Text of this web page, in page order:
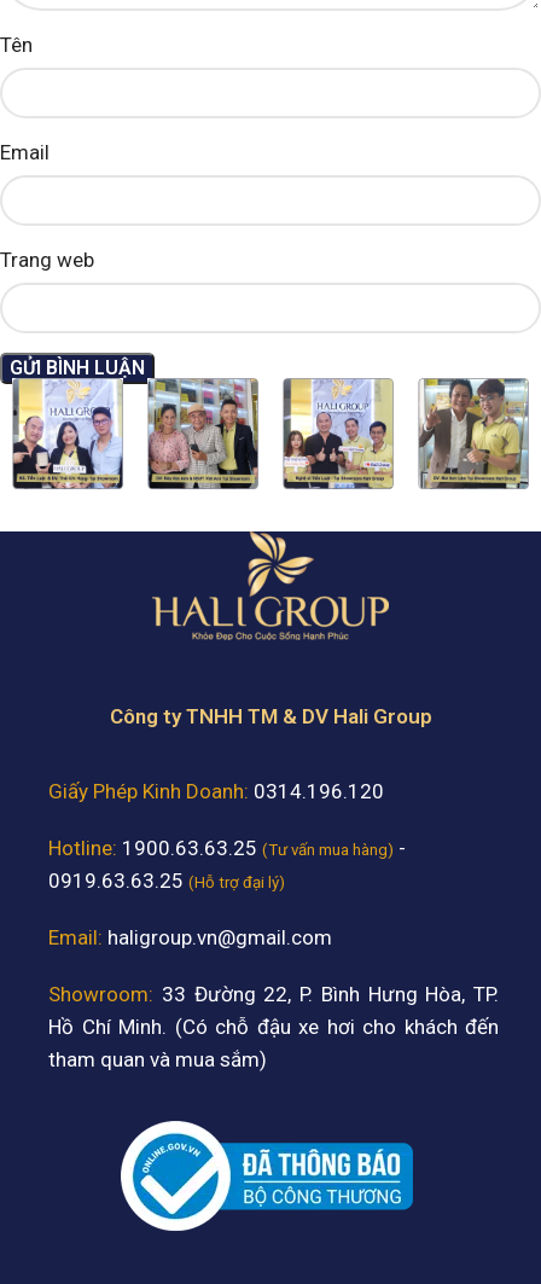
Tên
Email
Trang web
Công ty TNHH TM & DV Hali Group
Giấy Phép Kinh Doanh: 0314.196.120
Hotline: 1900.63.63.25 (Tư vấn mua hàng) -
0919.63.63.25 (Hỗ trợ đại lý)
Email: haligroup.vn@gmail.com
Showroom: 33 Đường 22, P. Bình Hưng Hòa, TP.
Hồ Chí Minh. (Có chỗ đậu xe hơi cho khách đến
tham quan và mua sắm)